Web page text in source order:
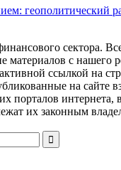
геополитический
сектора.
материалов с нашего
ссылкой на
на сайте
порталов интернета,
их законным